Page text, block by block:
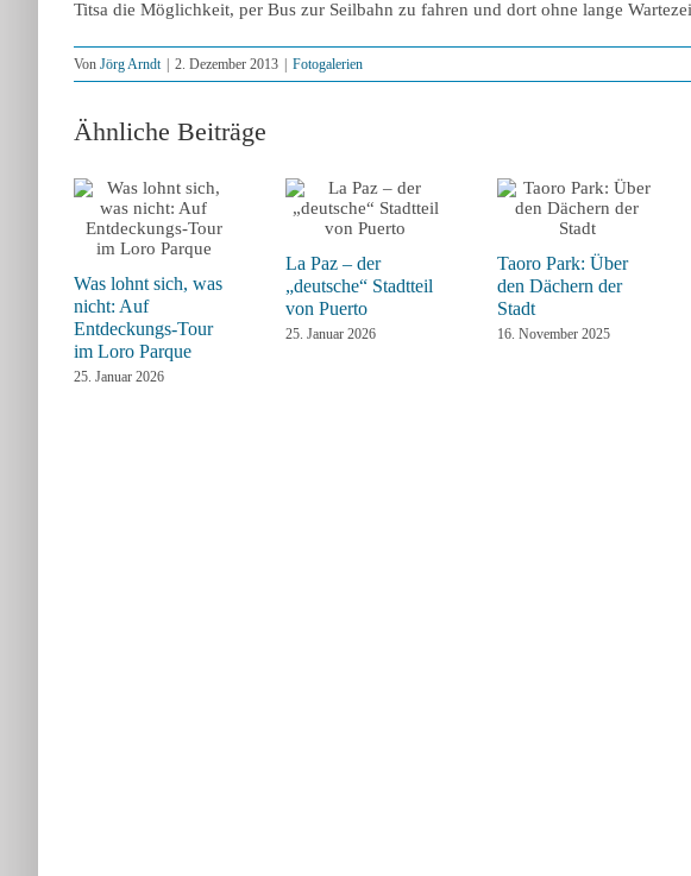
Titsa die Möglichkeit, per Bus zur Seilbahn zu fahren und dort ohne lange
Von Jörg Arndt 2. Dezember 2013 Fotogalerien
Ähnliche Beiträge
Was lohnt sich, was
nicht: Auf
Entdeckungs-Tour
im Loro Parque
25. Januar 2026
La Paz – der
„deutsche“ Stadtteil
von Puerto
25. Januar 2026
Taoro Park: Über
den Dächern der
Stadt
16. November 2025